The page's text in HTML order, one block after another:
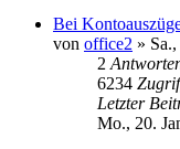
Bei
von office2 »
2
6234
Letzter
Mo., 20.